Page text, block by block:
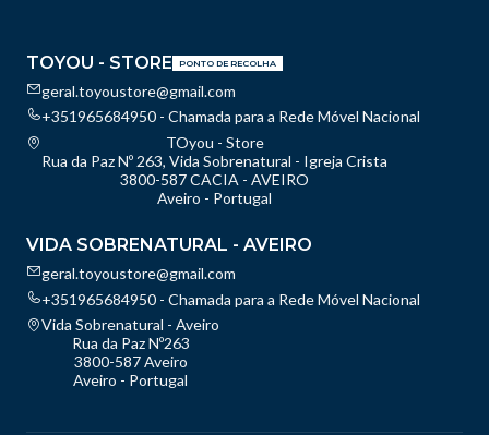
TOYOU - STORE PONTO DE RECOLHA
geral.toyoustore@gmail.com
+351965684950 - Chamada para a Rede Móvel Nacional
TOyou - Store
Rua da Paz Nº 263, Vida Sobrenatural - Igreja Crista
3800-587 CACIA - AVEIRO
Aveiro - Portugal
VIDA SOBRENATURAL - AVEIRO
geral.toyoustore@gmail.com
+351965684950 - Chamada para a Rede Móvel Nacional
Vida Sobrenatural - Aveiro
Rua da Paz Nº263
3800-587 Aveiro
Aveiro - Portugal